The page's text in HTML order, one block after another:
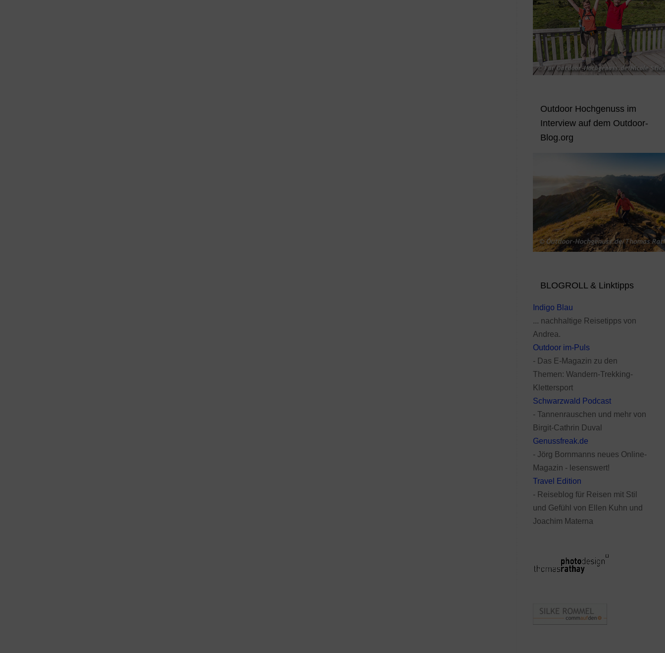
Outdoor Hochgenuss im
Interview auf dem Outdoor-
Blog.org
BLOGROLL & Linktipps
Indigo Blau
... nachhaltige Reisetipps von
Andrea.
Outdoor im-Puls
- Das E-Magazin zu den
Themen: Wandern-Trekking-
Klettersport
Schwarzwald Podcast
- Tannenrauschen und mehr von
Birgit-Cathrin Duval
Genussfreak.de
- Jörg Bornmanns neues Online-
Magazin - lesenswert!
Travel Edition
- Reiseblog für Reisen mit Stil
und Gefühl von Ellen Kuhn und
Joachim Materna